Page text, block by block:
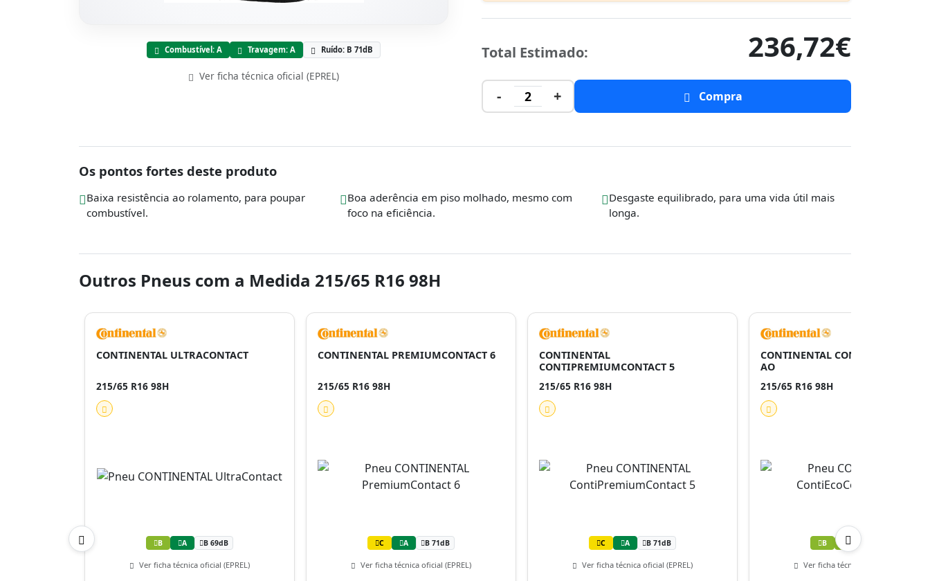
Combustível: A Travagem: A Ruído: B 71dB
Ver ficha técnica oficial (EPREL)
Total Estimado: 236,72€
- 2 + Compra
Os pontos fortes deste produto
Baixa resistência ao rolamento, para poupar
combustível.
Boa aderência em piso molhado, mesmo com
foco na eficiência.
Desgaste equilibrado, para uma vida útil mais
longa.
Outros Pneus com a Medida 215/65 R16 98H
CONTINENTAL ULTRACONTACT
215/65 R16 98H
B A B 69dB
Ver ficha técnica oficial (EPREL)
CONTINENTAL PREMIUMCONTACT 6
215/65 R16 98H
C A B 71dB
Ver ficha técnica oficial (EPREL)
CONTINENTAL
CONTIPREMIUMCONTACT 5
215/65 R16 98H
C A B 71dB
Ver ficha técnica oficial (EPREL)
CONTINENTAL
AO
215/65 R16 98H
B B
Ver ficha técnica oficial (EPREL)